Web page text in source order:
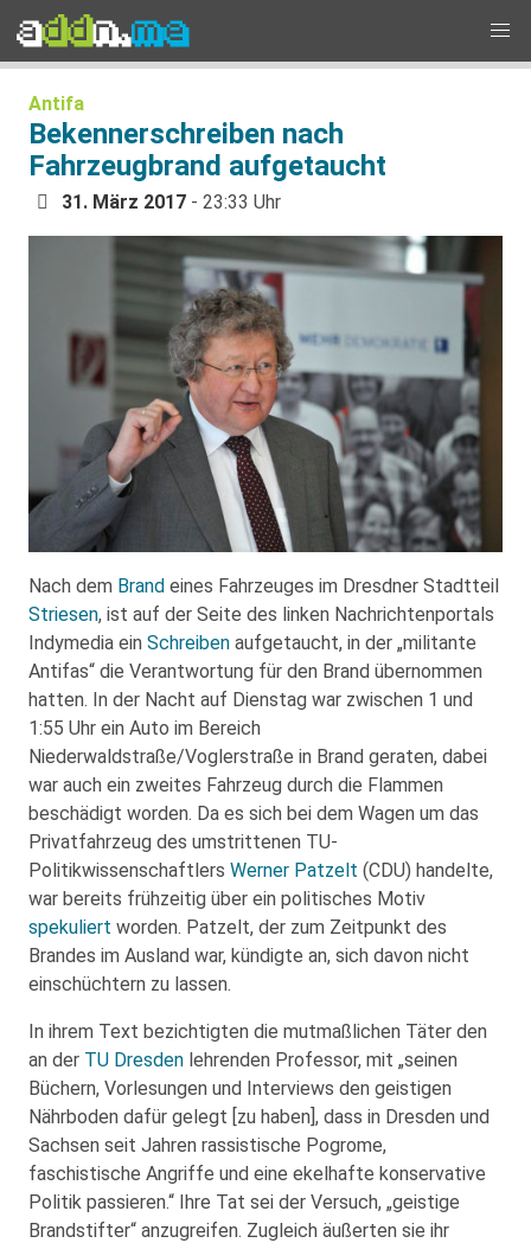
Antifa
Bekennerschreiben nach
Fahrzeugbrand aufgetaucht
31. März 2017 - 23:33 Uhr
Nach dem Brand eines Fahrzeuges im Dresdner Stadtteil
Striesen, ist auf der Seite des linken Nachrichtenportals
Indymedia ein Schreiben aufgetaucht, in der „militante
Antifas“ die Verantwortung für den Brand übernommen
hatten. In der Nacht auf Dienstag war zwischen 1 und
1:55 Uhr ein Auto im Bereich
Niederwaldstraße/Voglerstraße in Brand geraten, dabei
war auch ein zweites Fahrzeug durch die Flammen
beschädigt worden. Da es sich bei dem Wagen um das
Privatfahrzeug des umstrittenen TU-
Politikwissenschaftlers Werner Patzelt (CDU) handelte,
war bereits frühzeitig über ein politisches Motiv
spekuliert worden. Patzelt, der zum Zeitpunkt des
Brandes im Ausland war, kündigte an, sich davon nicht
einschüchtern zu lassen.
In ihrem Text bezichtigten die mutmaßlichen Täter den
an der TU Dresden lehrenden Professor, mit „seinen
Büchern, Vorlesungen und Interviews den geistigen
Nährboden dafür gelegt [zu haben], dass in Dresden und
Sachsen seit Jahren rassistische Pogrome,
faschistische Angriffe und eine ekelhafte konservative
Politik passieren.“ Ihre Tat sei der Versuch, „geistige
Brandstifter“ anzugreifen. Zugleich äußerten sie ihr